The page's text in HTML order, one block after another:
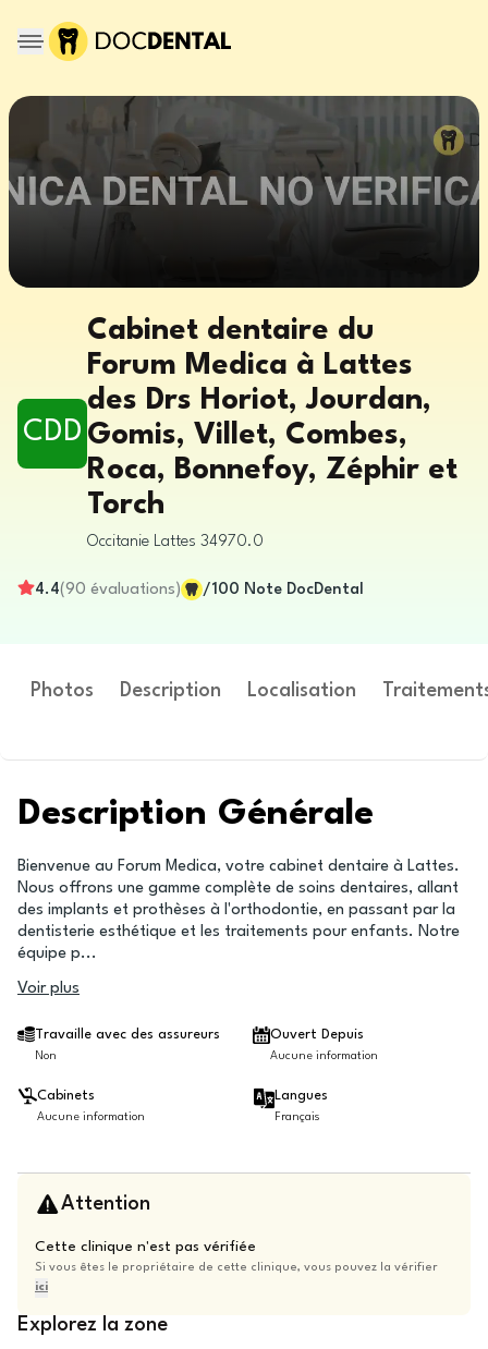
CDD
Cabinet dentaire du
Forum Medica à Lattes
des Drs Horiot, Jourdan,
Gomis, Villet, Combes,
Roca, Bonnefoy, Zéphir et
Torch
Occitanie Lattes 34970.0
4.4(90 évaluations) /100 Note DocDental
Photos Description Localisation
Description Générale
Bienvenue au Forum Medica, votre cabinet dentaire à Lattes.
Nous offrons une gamme complète de soins dentaires, allant
des implants et prothèses à l'orthodontie, en passant par la
dentisterie esthétique et les traitements pour enfants. Notre
équipe p...
Voir plus
Travaille avec des assureurs
Non
Ouvert Depuis
Aucune information
Cabinets
Aucune information
Langues
Français
Attention
Cette clinique n'est pas vérifiée
Si vous êtes le propriétaire de cette clinique, vous pouvez la vérifier
ici
Explorez la zone